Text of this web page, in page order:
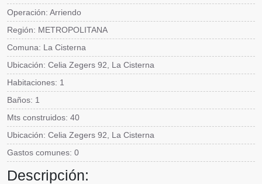
Operación: Arriendo
Región: METROPOLITANA
Comuna: La Cisterna
Ubicación: Celia Zegers 92, La Cisterna
Habitaciones: 1
Baños: 1
Mts construidos: 40
Ubicación: Celia Zegers 92, La Cisterna
Gastos comunes: 0
Descripción: